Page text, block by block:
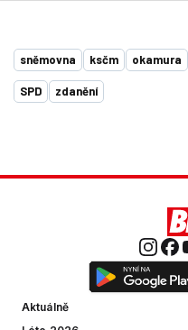
sněmovna ksčm okamura
SPD zdanění
Aktuálně